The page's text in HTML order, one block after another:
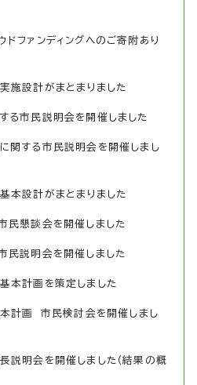
ファンディングへのご寄附あり
施設計がまとまりました
る市民説明会を開催しました
関する市民説明会を開催しまし
本設計がまとまりました
民懇談会を開催しました
民説明会を開催しました
本計画を策定しました
本計画 市民検討会を開催しまし
説明会を開催しました（結果の概